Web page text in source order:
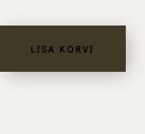
LISA KORVI